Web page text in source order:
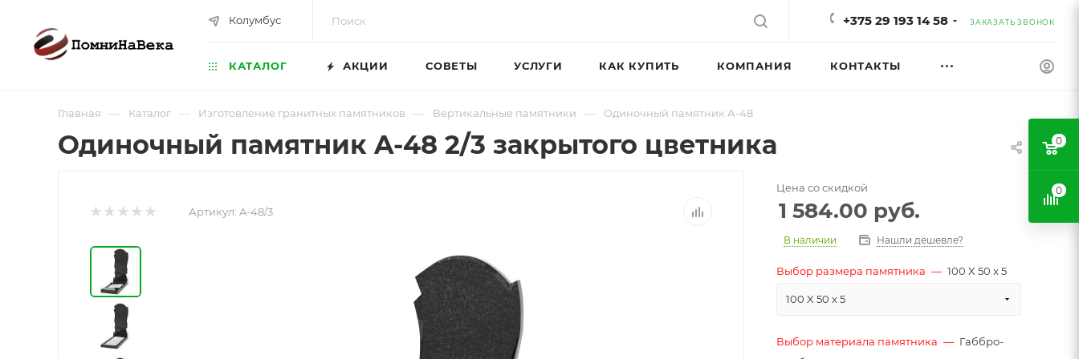
Колумбус +375 29 193 14 58 ЗАКАЗАТЬ ЗВОНОК
КАТАЛОГ АКЦИИ СОВЕТЫ УСЛУГИ КАК КУПИТЬ КОМПАНИЯ КОНТАКТЫ
Главная — Каталог — Изготовление гранитных памятников — Вертикальные памятники — Одиночный памятник А-48
Одиночный памятник A-48 2/3 закрытого цветника
Артикул: A-48/3
Цена со скидкой
1 584.00 руб.
В наличии Нашли дешевле?
Выбор размера памятника — 100 X 50 x 5
100 X 50 x 5
Выбор материала памятника — Габбро-
0
0